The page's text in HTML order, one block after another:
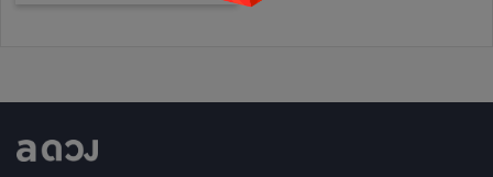
พยายามตอบให้เร็ว และแม่นยำ